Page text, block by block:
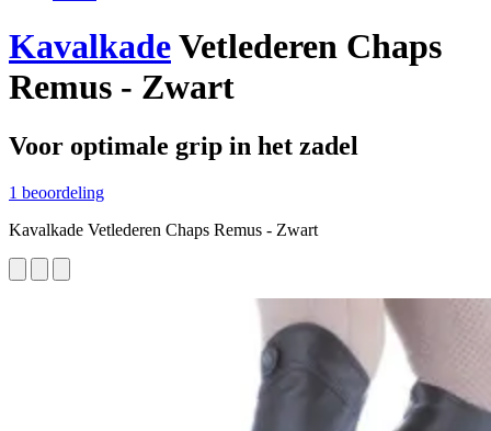
KavalkadeVetlederen Chaps
Remus - Zwart
Voor optimale grip in het zadel
1 beoordeling
Kavalkade Vetlederen Chaps Remus - Zwart